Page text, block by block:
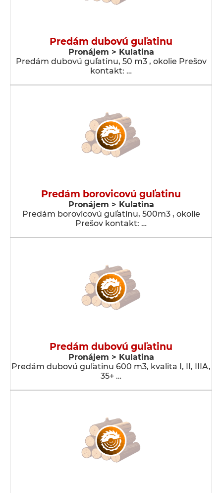
Predám dubovú guľatinu
Pronájem > Kulatina
Predám dubovú guľatinu, 50 m3 , okolie Prešov
kontakt: …
Predám borovicovú guľatinu
Pronájem > Kulatina
Predám borovicovú guľatinu, 500m3 , okolie
Prešov kontakt: …
Predám dubovú guľatinu
Pronájem > Kulatina
Predám dubovú guľatinu 600 m3, kvalita I, II, IIIA,
35+ …